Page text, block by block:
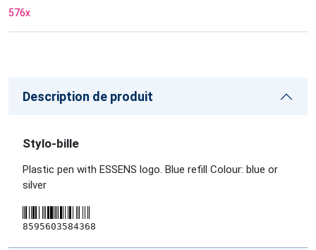
576x
Description de produit
Stylo-bille
Plastic pen with ESSENS logo. Blue refill Colour: blue or
silver
8595603584368